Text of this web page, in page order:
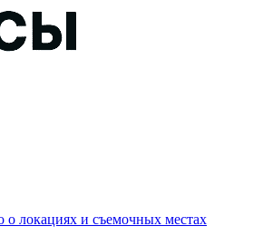
о локациях и съемочных местах